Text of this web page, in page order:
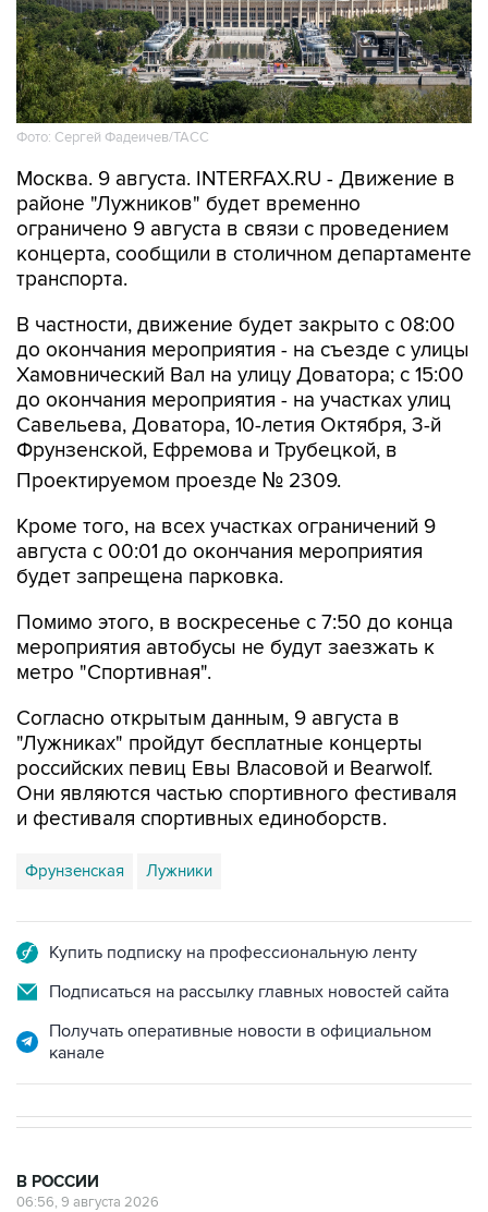
Фото: Сергей Фадеичев/ТАСС
Москва. 9 августа. INTERFAX.RU - Движение в
районе "Лужников" будет временно
ограничено 9 августа в связи с проведением
концерта, сообщили в столичном департаменте
транспорта.
В частности, движение будет закрыто с 08:00
до окончания мероприятия - на съезде с улицы
Хамовнический Вал на улицу Доватора; с 15:00
до окончания мероприятия - на участках улиц
Савельева, Доватора, 10-летия Октября, 3-й
Фрунзенской, Ефремова и Трубецкой, в
Проектируемом проезде № 2309.
Кроме того, на всех участках ограничений 9
августа с 00:01 до окончания мероприятия
будет запрещена парковка.
Помимо этого, в воскресенье с 7:50 до конца
мероприятия автобусы не будут заезжать к
метро "Спортивная".
Согласно открытым данным, 9 августа в
"Лужниках" пройдут бесплатные концерты
российских певиц Евы Власовой и Bearwolf.
Они являются частью спортивного фестиваля
и фестиваля спортивных единоборств.
Фрунзенская Лужники
Купить подписку на профессиональную ленту
Подписаться на рассылку главных новостей сайта
Получать оперативные новости в официальном
канале
В РОССИИ
06:56, 9 августа 2026